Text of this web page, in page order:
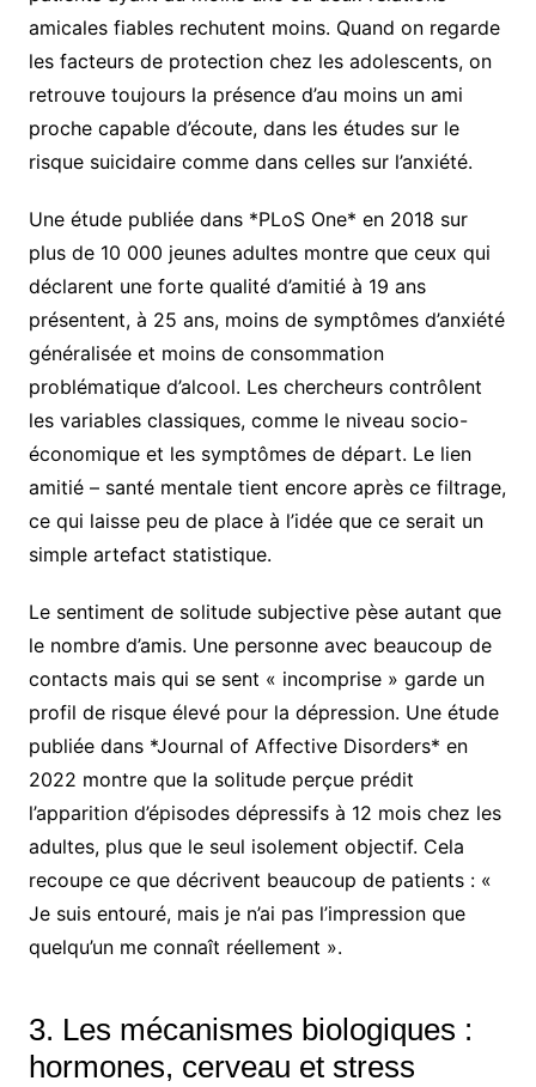
amicales fiables rechutent moins. Quand on regarde
les facteurs de protection chez les adolescents, on
retrouve toujours la présence d’au moins un ami
proche capable d’écoute, dans les études sur le
risque suicidaire comme dans celles sur l’anxiété.
Une étude publiée dans *PLoS One* en 2018 sur
plus de 10 000 jeunes adultes montre que ceux qui
déclarent une forte qualité d’amitié à 19 ans
présentent, à 25 ans, moins de symptômes d’anxiété
généralisée et moins de consommation
problématique d’alcool. Les chercheurs contrôlent
les variables classiques, comme le niveau socio-
économique et les symptômes de départ. Le lien
amitié – santé mentale tient encore après ce filtrage,
ce qui laisse peu de place à l’idée que ce serait un
simple artefact statistique.
Le sentiment de solitude subjective pèse autant que
le nombre d’amis. Une personne avec beaucoup de
contacts mais qui se sent « incomprise » garde un
profil de risque élevé pour la dépression. Une étude
publiée dans *Journal of Affective Disorders* en
2022 montre que la solitude perçue prédit
l’apparition d’épisodes dépressifs à 12 mois chez les
adultes, plus que le seul isolement objectif. Cela
recoupe ce que décrivent beaucoup de patients : «
Je suis entouré, mais je n’ai pas l’impression que
quelqu’un me connaît réellement ».
3. Les mécanismes biologiques :
hormones, cerveau et stress